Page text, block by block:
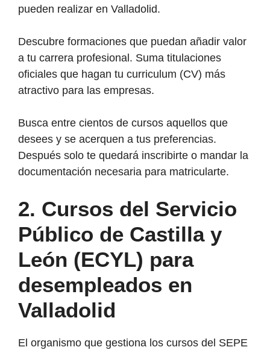
pueden realizar en Valladolid.
Descubre formaciones que puedan añadir valor
a tu carrera profesional. Suma titulaciones
oficiales que hagan tu curriculum (CV) más
atractivo para las empresas.
Busca entre cientos de cursos aquellos que
desees y se acerquen a tus preferencias.
Después solo te quedará inscribirte o mandar la
documentación necesaria para matricularte.
2. Cursos del Servicio
Público de Castilla y
León (ECYL) para
desempleados en
Valladolid
El organismo que gestiona los cursos del SEPE